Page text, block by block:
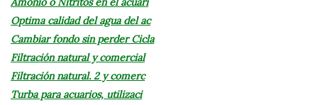
Optima calidad del agua del ac
Cambiar fondo sin perder Cicla
Filtración natural y comercial
Filtración natural. 2 y comerc
Turba para acuarios, utilizaci